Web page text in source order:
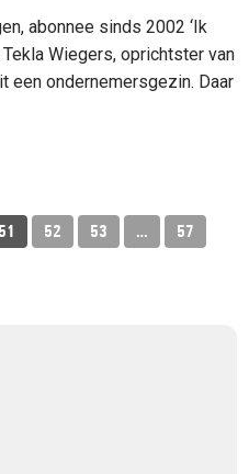
abonnee sinds 2002 ‘Ik
Wiegers, oprichtster van
een ondernemersgezin. Daar
51 52 53 …
57